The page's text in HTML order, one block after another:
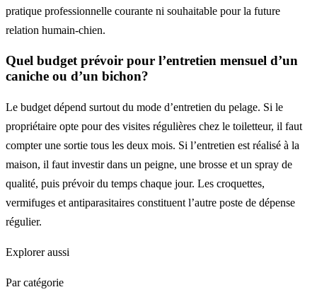
pratique professionnelle courante ni souhaitable pour la future
relation humain-chien.
Quel budget prévoir pour l’entretien mensuel d’un
caniche ou d’un bichon?
Le budget dépend surtout du mode d’entretien du pelage. Si le
propriétaire opte pour des visites régulières chez le toiletteur, il faut
compter une sortie tous les deux mois. Si l’entretien est réalisé à la
maison, il faut investir dans un peigne, une brosse et un spray de
qualité, puis prévoir du temps chaque jour. Les croquettes,
vermifuges et antiparasitaires constituent l’autre poste de dépense
régulier.
Explorer aussi
Par catégorie